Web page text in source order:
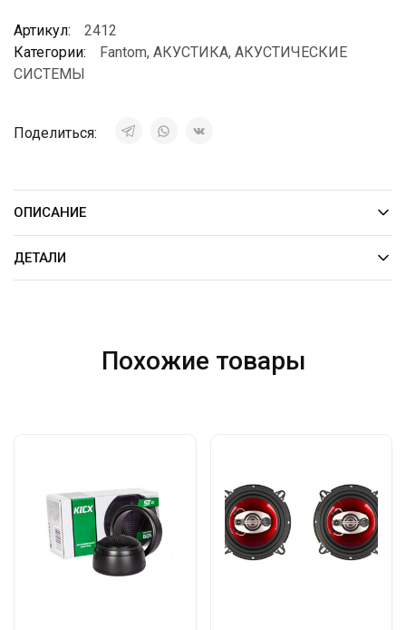
Артикул:
2412
Категории:
Fantom, АКУСТИКА, АКУСТИЧЕСКИЕ
СИСТЕМЫ
Поделиться:
ОПИСАНИЕ
ДЕТАЛИ
Похожие товары